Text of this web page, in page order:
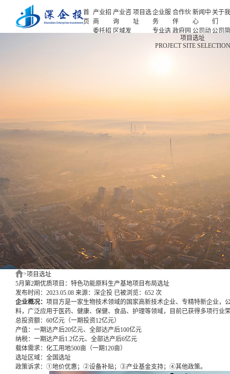
首
页
产业招
商
委托招
产业咨
询
区域发
专题研
究
项目选
址
企业服
务
专业选
项目申
合作伙
伴
政府园
企业客
新闻中
心
公司动
态
产业观
关于
们
公司
人力
新闻中心
项目选址
PROJECT SITE SELECTION
>项目选址
5月第2期优质项目：特色功能原料生产基地项目布局选址
发布时间：2023.05.08 来源：深企投 已被浏览：652 次
企业概况： 项目方是一家生物技术领域的国家高新技术企业、专精特新企业，
料，广泛应用于医药、健康、保健、食品、护理等领域，目前已获得多项行业
总投资额： 60亿元（一期投资12亿元）
产值： 一期达产后20亿元、全部达产后100亿元
纳税： 一期达产后1.2亿元、全部达产后6亿元
载体需求： 化工用地500亩（一期120亩）
选址区域： 全国选址
政策诉求： ①地价优惠；②设备补贴；③产业基金支持；④其他政策。